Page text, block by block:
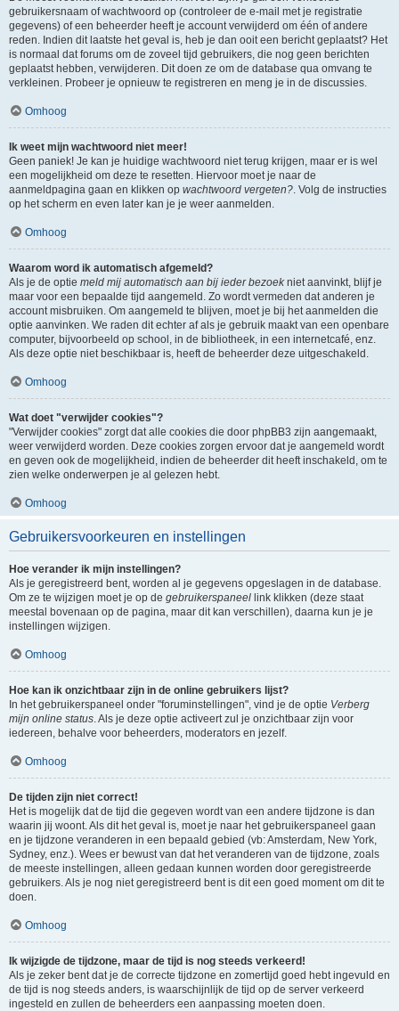
gebruikersnaam of wachtwoord op (controleer de e-mail met je registratie
gegevens) of een beheerder heeft je account verwijderd om één of andere
reden. Indien dit laatste het geval is, heb je dan ooit een bericht geplaatst? Het
is normaal dat forums om de zoveel tijd gebruikers, die nog geen berichten
geplaatst hebben, verwijderen. Dit doen ze om de database qua omvang te
verkleinen. Probeer je opnieuw te registreren en meng je in de discussies.
Omhoog
Ik weet mijn wachtwoord niet meer!
Geen paniek! Je kan je huidige wachtwoord niet terug krijgen, maar er is wel
een mogelijkheid om deze te resetten. Hiervoor moet je naar de
aanmeldpagina gaan en klikken op wachtwoord vergeten? . Volg de instructies
op het scherm en even later kan je je weer aanmelden.
Omhoog
Waarom word ik automatisch afgemeld?
Als je de optie meld mij automatisch aan bij ieder bezoekniet aanvinkt, blijf je
maar voor een bepaalde tijd aangemeld. Zo wordt vermeden dat anderen je
account misbruiken. Om aangemeld te blijven, moet je bij het aanmelden die
optie aanvinken. We raden dit echter af als je gebruik maakt van een openbare
computer, bijvoorbeeld op school, in de bibliotheek, in een internetcafé, enz.
Als deze optie niet beschikbaar is, heeft de beheerder deze uitgeschakeld.
Omhoog
Wat doet "verwijder cookies"?
"Verwijder cookies" zorgt dat alle cookies die door phpBB3 zijn aangemaakt,
weer verwijderd worden. Deze cookies zorgen ervoor dat je aangemeld wordt
en geven ook de mogelijkheid, indien de beheerder dit heeft inschakeld, om te
zien welke onderwerpen je al gelezen hebt.
Omhoog
Gebruikersvoorkeuren en instellingen
Hoe verander ik mijn instellingen?
Als je geregistreerd bent, worden al je gegevens opgeslagen in de database.
Om ze te wijzigen moet je op de gebruikerspaneel link klikken (deze staat
meestal bovenaan op de pagina, maar dit kan verschillen), daarna kun je je
instellingen wijzigen.
Omhoog
Hoe kan ik onzichtbaar zijn in de online gebruikers lijst?
In het gebruikerspaneel onder "foruminstellingen", vind je de optie Verberg
mijn online status . Als je deze optie activeert zul je onzichtbaar zijn voor
iedereen, behalve voor beheerders, moderators en jezelf.
Omhoog
De tijden zijn niet correct!
Het is mogelijk dat de tijd die gegeven wordt van een andere tijdzone is dan
waarin jij woont. Als dit het geval is, moet je naar het gebruikerspaneel gaan
en je tijdzone veranderen in een bepaald gebied (vb: Amsterdam, New York,
Sydney, enz.). Wees er bewust van dat het veranderen van de tijdzone, zoals
de meeste instellingen, alleen gedaan kunnen worden door geregistreerde
gebruikers. Als je nog niet geregistreerd bent is dit een goed moment om dit te
doen.
Omhoog
Ik wijzigde de tijdzone, maar de tijd is nog steeds verkeerd!
Als je zeker bent dat je de correcte tijdzone en zomertijd goed hebt ingevuld en
de tijd is nog steeds anders, is waarschijnlijk de tijd op de server verkeerd
ingesteld en zullen de beheerders een aanpassing moeten doen.